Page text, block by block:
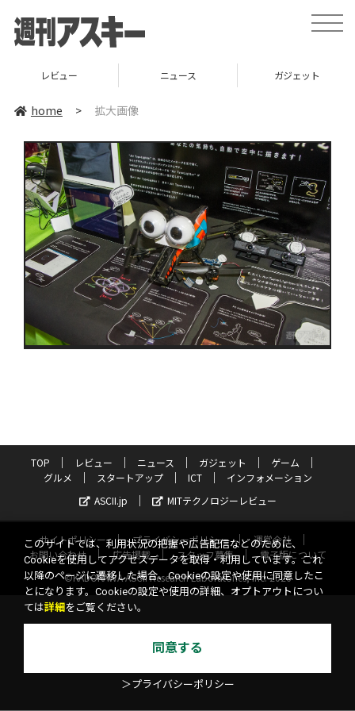
toggle
レビュー ニュース ガジェット
home > 拡大画像
TOP レビュー ニュース ガジェット
ゲーム
グルメ
スタートアップ ICT
インフォメーション
ASCII.jp
MITテクノロジーレビュー
サイトポリシー プライバシーポリシー
運営会社
お問い合わせ
広告掲載 スタッフ募集
電子版について
©KADOKAWA ASCII Research Laboratories, Inc. 2026
このサイトでは、利用状況の把握や広告配信などのために、
Cookieを使用してアクセスデータを取得・利用しています。これ
以降のページに遷移した場合、Cookieの設定や使用に同意したこ
とになります。Cookieの設定や使用の詳細、オプトアウトについ
ては詳細 をご覧ください。
同意する
＞プライバシーポリシー